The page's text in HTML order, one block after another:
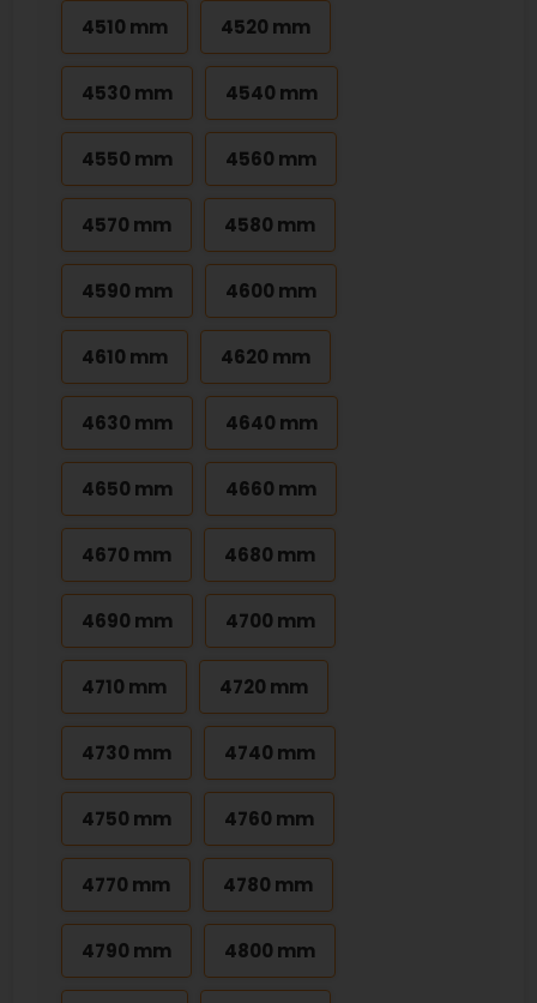
4510 mm 4520 mm
4530 mm 4540 mm
4550 mm 4560 mm
4570 mm 4580 mm
4590 mm 4600 mm
4610 mm 4620 mm
4630 mm 4640 mm
4650 mm 4660 mm
4670 mm 4680 mm
4690 mm 4700 mm
4710 mm 4720 mm
4730 mm 4740 mm
4750 mm 4760 mm
4770 mm 4780 mm
4790 mm 4800 mm